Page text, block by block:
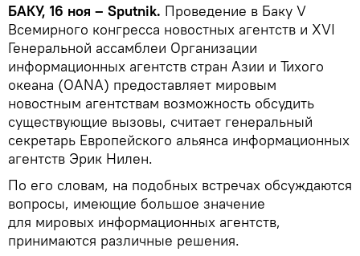
БАКУ, 16 ноя – Sputnik. Проведение в Баку V
Всемирного конгресса новостных агентств и XVI
Генеральной ассамблеи Организации
информационных агентств стран Азии и Тихого
океана (OANA) предоставляет мировым
новостным агентствам возможность обсудить
существующие вызовы, считает генеральный
секретарь Европейского альянса информационных
агентств Эрик Нилен.
По его словам, на подобных встречах обсуждаются
вопросы, имеющие большое значение
для мировых информационных агентств,
принимаются различные решения.